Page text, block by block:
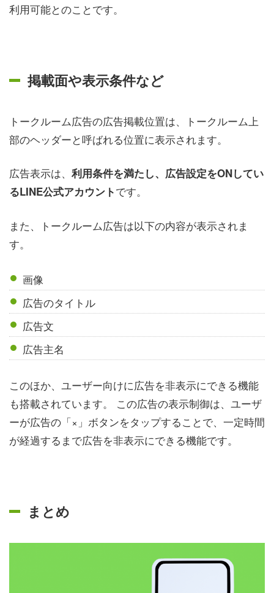
利用可能とのことです。
掲載面や表示条件など
トークルーム広告の広告掲載位置は、トークルーム上
部のヘッダーと呼ばれる位置に表示されます。
広告表示は、 利用条件を満たし、広告設定をONしてい
るLINE公式アカウントです。
また、トークルーム広告は以下の内容が表示されま
す。
画像
広告のタイトル
広告文
広告主名
このほか、ユーザー向けに広告を非表示にできる機能
も搭載されています。 この広告の表示制御は、ユーザ
ーが広告の「×」ボタンをタップすることで、一定時間
が経過するまで広告を非表示にできる機能です。
まとめ